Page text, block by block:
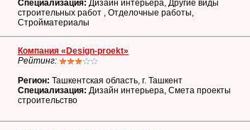
Специализация: Дизайн интерьера, Другие виды
строительных работ , Отделочные работы,
Стройматериалы
Компания «Design-proekt»
Рейтинг:
Регион: Ташкентская область, г. Ташкент
Специализация: Дизайн интерьера, Смета проекты
строительство